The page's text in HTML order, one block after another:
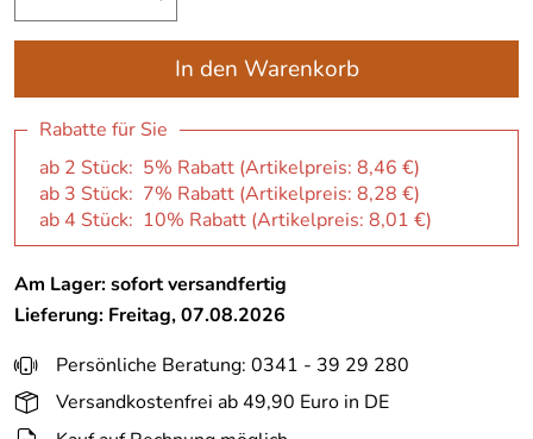
In den Warenkorb
Rabatte für Sie
ab 2 Stück: 5% Rabatt (Artikelpreis: 8,46 €)
ab 3 Stück: 7% Rabatt (Artikelpreis: 8,28 €)
ab 4 Stück: 10% Rabatt (Artikelpreis: 8,01 €)
Am Lager: sofort versandfertig
Lieferung: Freitag, 07.08.2026
Persönliche Beratung: 0341 - 39 29 280
Versandkostenfrei ab 49,90 Euro in DE